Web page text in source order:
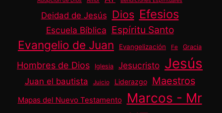
Deidad de Jesús Dios Efesios
Escuela Bíblica Espíritu Santo
Evangelio de Juan Evangelización Fe Gracia
Hombres de Dios Iglesia Jesucristo Jesús
Juan el bautista Juicio Liderazgo Maestros
Mapas del Nuevo Testamento Marcos - Mr